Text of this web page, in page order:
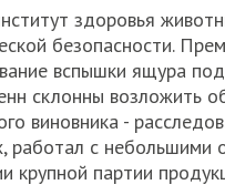
здоровья
безопасности.
вспышки ящура
склонны возложить
виновника -
работал с небольшими
крупной партии